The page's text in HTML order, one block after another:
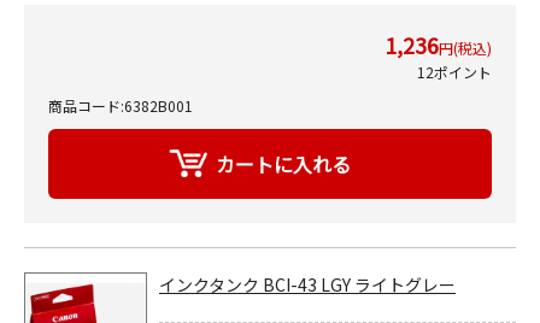
1,236円(税込)
12ポイント
商品コード:6382B001
インクタンク BCI-43 LGY ライトグレー